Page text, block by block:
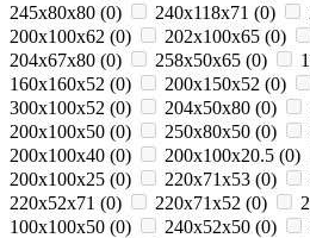
245x80x80 (0) 240x118x71 (0)
200x100x62 (0) 202x100x65 (0)
204x67x80 (0) 258x50x65 (0)
160x160x52 (0) 200x150x52 (0)
300x100x52 (0) 204x50x80 (0)
200x100x50 (0) 250х80х50 (0)
200x100x40 (0) 200x100x20.5 (0)
200x100x25 (0) 220x71x53 (0)
220x52x71 (0) 220x71x52 (0)
100x100x50 (0) 240x52x50 (0)